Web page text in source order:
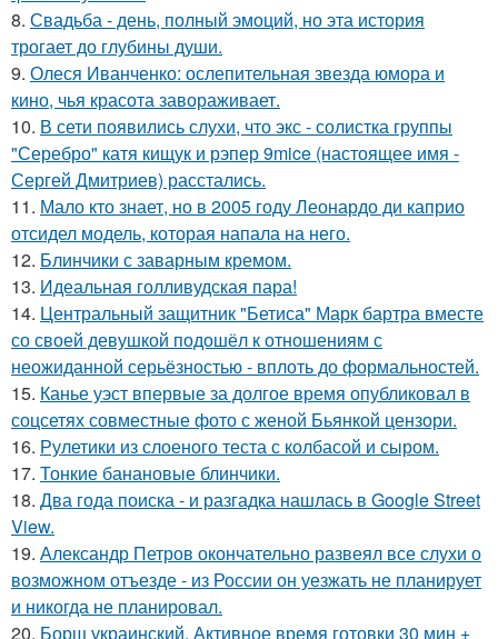
8. Свадьба - день, полный эмоций, но эта история
трогает до глубины души.
9. Олеся Иванченко: ослепительная звезда юмора и
кино, чья красота завораживает.
10. В сети появились слухи, что экс - солистка группы
"Серебро" катя кищук и рэпер 9mice (настоящее имя -
Сергей Дмитриев) расстались.
11. Мало кто знает, но в 2005 году Леонардо ди каприо
отсидел модель, которая напала на него.
12. Блинчики с заварным кремом.
13. Идеальная голливудская пара!
14. Центральный защитник "Бетиса" Марк бартра вместе
со своей девушкой подошёл к отношениям с
неожиданной серьёзностью - вплоть до формальностей.
15. Канье уэст впервые за долгое время опубликовал в
соцсетях совместные фото с женой Бьянкой цензори.
16. Рулетики из слоеного теста с колбасой и сыром.
17. Тонкие банановые блинчики.
18. Два года поиска - и разгадка нашлась в Google Street
View.
19. Александр Петров окончательно развеял все слухи о
возможном отъезде - из России он уезжать не планирует
и никогда не планировал.
20. Борщ украинский. Активное время готовки 30 мин +